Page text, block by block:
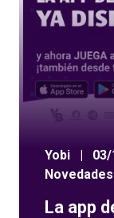
Yobi
Novedades
La app